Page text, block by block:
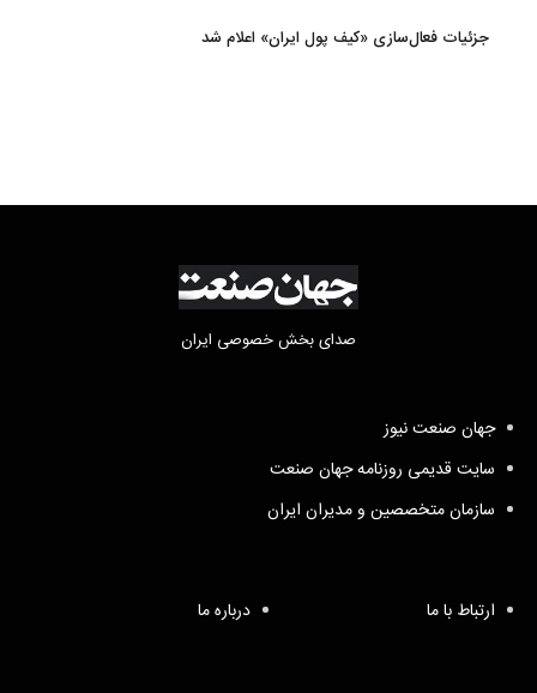
جزئیات فعال‌سازی «کیف پول ایران» اعلام شد
صدای بخش خصوصی ایران
جهان صنعت نیوز
سایت قدیمی روزنامه جهان صنعت
سازمان متخصصین و مدیران ایران
ارتباط با ما درباره ما